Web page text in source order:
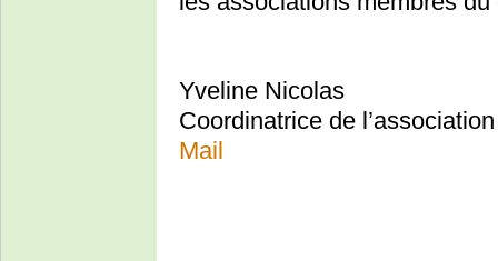
Yveline Nicolas
Coordinatrice de
Mail